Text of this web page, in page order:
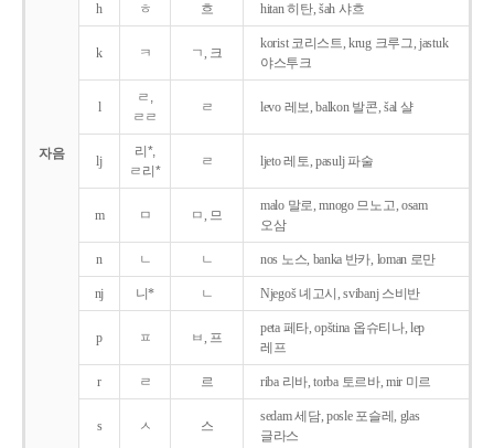
자음
h ㅎ 흐 hitan 히탄, šah 샤흐
k ㅋ ㄱ, 크
korist 코리스트, krug 크루그, jastuk
야스투크
l
ㄹ,
ㄹㄹ
ㄹ levo 레보, balkon 발콘, šal 샬
lj
리*,
ㄹ리*
ㄹ ljeto 레토, pasulj 파술
m ㅁ ㅁ, 므
malo 말로, mnogo 므노고, osam
오삼
n ㄴ ㄴ nos 노스, banka 반카, loman 로만
nj 니* ㄴ Njegoš 녜고시, svibanj 스비반
p ㅍ ㅂ, 프
peta 페타, opština 옵슈티나, lep
레프
r ㄹ 르 riba 리바, torba 토르바, mir 미르
s ㅅ 스
sedam 세담, posle 포슬레, glas
글라스